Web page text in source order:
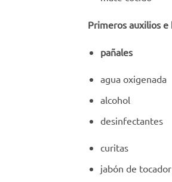
Primeros auxilios e
pañales
agua oxigenada
alcohol
desinfectantes
curitas
jabón de tocador